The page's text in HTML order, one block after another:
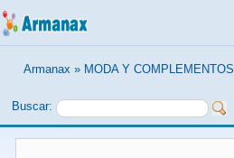
Armanax » MODA Y COMPLEMENTOS
Buscar: